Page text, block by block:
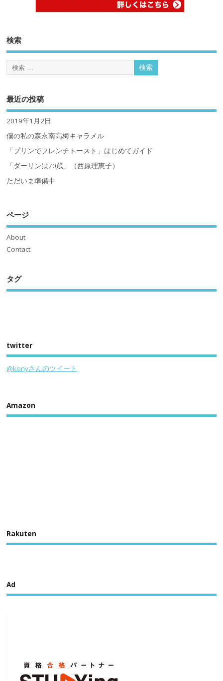
検索
最近の投稿
2019年1月2日
僕の私の森永南高梅キャラメル
「プリンでフレンチトースト」はじめてガイド
「ダーリンは70歳」（西原理恵子）
ただいま準備中
ページ
About
Contact
タグ
twitter
@konyさんのツイート
Amazon
Rakuten
Ad